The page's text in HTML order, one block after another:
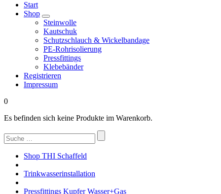
Start
Shop
Steinwolle
Kautschuk
Schutzschlauch & Wickelbandage
PE-Rohrisolierung
Pressfittings
Klebebänder
Registrieren
Impressum
0
Es befinden sich keine Produkte im Warenkorb.
Suchen
nach:
Shop THI Schaffeld
Trinkwasserinstallation
Pressfittings Kupfer Wasser+Gas